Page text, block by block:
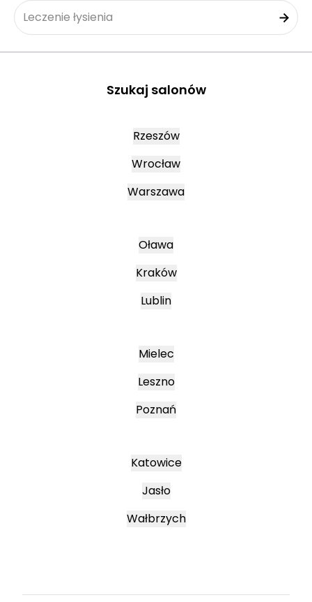
Leczenie łysienia
Szukaj salonów
Rzeszów
Wrocław
Warszawa
Oława
Kraków
Lublin
Mielec
Leszno
Poznań
Katowice
Jasło
Wałbrzych